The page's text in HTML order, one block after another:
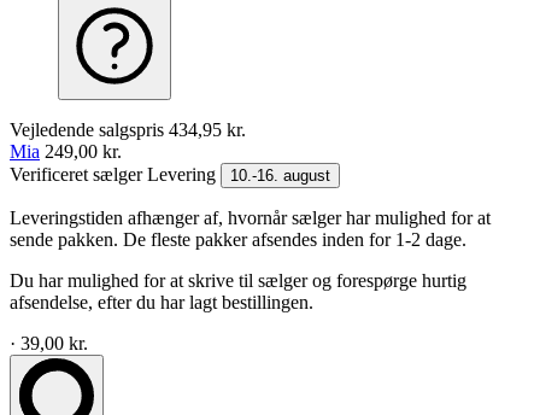
Vejledende salgspris 434,95 kr.
Mia 249,00 kr.
Verificeret sælgerLevering 10.-16. august
Leveringstiden afhænger af, hvornår sælger har mulighed for at
sende pakken. De fleste pakker afsendes inden for 1-2 dage.
Du har mulighed for at skrive til sælger og forespørge hurtig
afsendelse, efter du har lagt bestillingen.
· 39,00 kr.